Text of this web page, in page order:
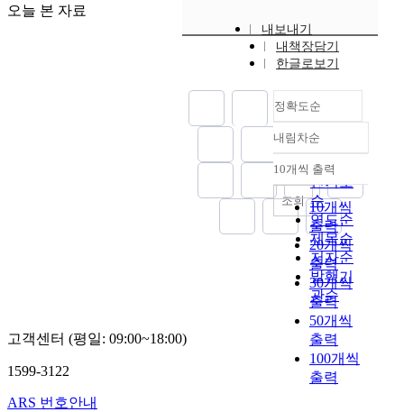
오늘 본 자료
내보내기
내책장담기
한글로보기
정확도순
정확도
순
인기도
순
연도순
제목순
저자순
발행기
관순
내림차순
내림차순
10개씩 출력
10개씩
출력
20개씩
출력
30개씩
출력
50개씩
출력
100개씩
출력
조회
고객센터 (평일: 09:00~18:00)
1599-3122
ARS 번호안내